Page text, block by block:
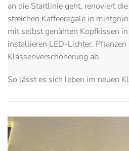
an die Startlinie geht, renoviert
streichen Kaffeeregale in
mit selbst genähten Kopfkissen
installieren LED-Lichter. Pflanzen
Klassenverschönerung ab.
So lässt es sich leben im neuen